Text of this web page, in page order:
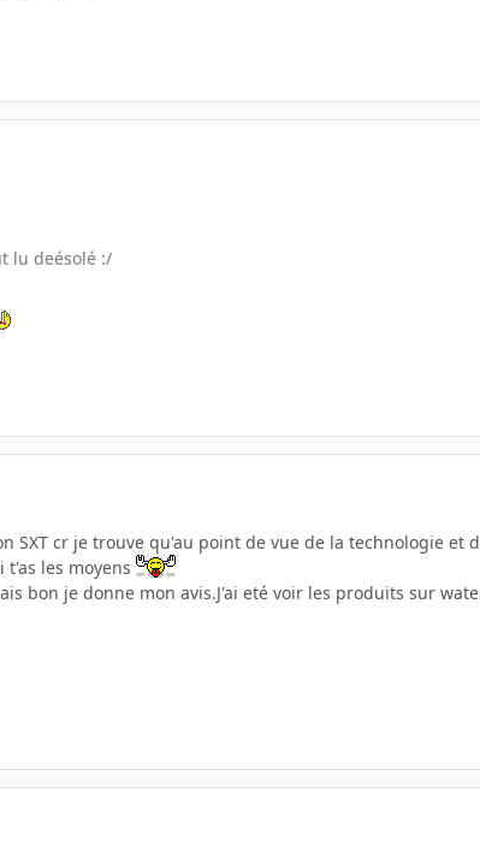
lu deésolé :/
SXT cr je trouve qu'au point de vue de la technologie et
t'as les moyens
bon je donne mon avis.J'ai eté voir les produits sur